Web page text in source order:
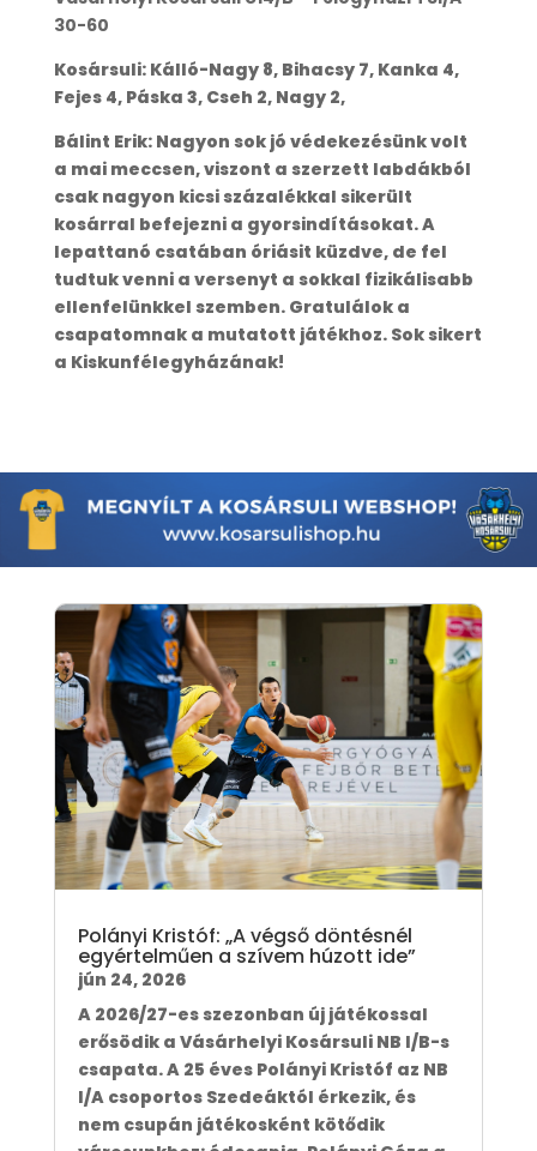
30-60
Kosársuli: Kálló-Nagy 8, Bihacsy 7, Kanka 4,
Fejes 4, Páska 3, Cseh 2, Nagy 2,
Bálint Erik: Nagyon sok jó védekezésünk volt
a mai meccsen, viszont a szerzett labdákból
csak nagyon kicsi százalékkal sikerült
kosárral befejezni a gyorsindításokat. A
lepattanó csatában óriásit küzdve, de fel
tudtuk venni a versenyt a sokkal fizikálisabb
ellenfelünkkel szemben. Gratulálok a
csapatomnak a mutatott játékhoz. Sok sikert
a Kiskunfélegyházának!
Polányi Kristóf: „A végső döntésnél
egyértelműen a szívem húzott ide”
jún 24, 2026
A 2026/27-es szezonban új játékossal
erősödik a Vásárhelyi Kosársuli NB I/B-s
csapata. A 25 éves Polányi Kristóf az NB
I/A csoportos Szedeáktól érkezik, és
nem csupán játékosként kötődik